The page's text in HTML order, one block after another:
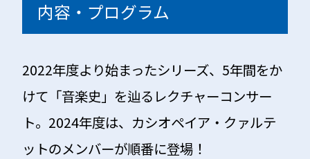
内容・プログラム
2022年度より始まったシリーズ、5年間をか
けて「音楽史」を辿るレクチャーコンサー
ト。2024年度は、カシオペイア・クァルテ
ットのメンバーが順番に登場！